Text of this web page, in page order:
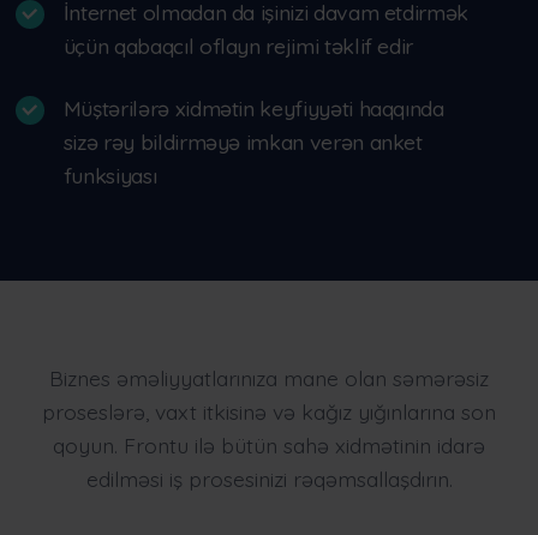
İnternet olmadan da işinizi davam etdirmək
üçün qabaqcıl oflayn rejimi təklif edir
Müştərilərə xidmətin keyfiyyəti haqqında
sizə rəy bildirməyə imkan verən anket
funksiyası
Biznes əməliyyatlarınıza mane olan səmərəsiz
proseslərə, vaxt itkisinə və kağız yığınlarına son
qoyun. Frontu ilə bütün sahə xidmətinin idarə
edilməsi iş prosesinizi rəqəmsallaşdırın.